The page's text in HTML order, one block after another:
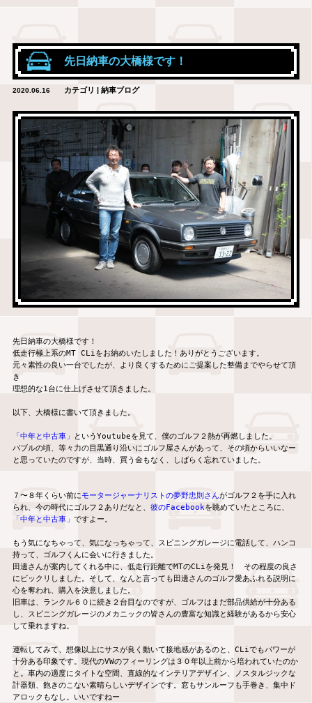
先日納車の大橋様です！
2020.06.16 カテゴリ | 納車ブログ
先日納車の大橋様です！
低走行極上系のMT CLiをお納めいたしました！ありがとうございます。
元々素性の良い一台でしたが、より良くするためにご提案した整備までやらせて頂
き
理想的な1台に仕上げさせて頂きました。
以下、大橋様に書いて頂きました。
「中年と中古車」
というYoutubeを見て、僕のゴルフ２熱が再燃しました。
バブルの頃、等々力の目黒通り沿いにゴルフ屋さんがあって、その頃からいいなー
と思っていたのですが、当時、買う金もなく、しばらく忘れていました。
７〜８年くらい前にモータージャーナリストの夢野忠則さんがゴルフ２を手に入れ
られ、今の時代にゴルフ２ありだなと、 彼のFacebookを眺めていたところに、
「中年と中古車」 ですよー。
もう気になちゃって、気になっちゃって、スピニングガレージに電話して、ハンコ
持って、ゴルフくんに会いに行きました。
田邊さんが案内してくれる中に、低走行距離でMTのCLiを発見！　その程度の良さ
にビックリしました。そして、なんと言っても田邊さんのゴルフ愛あふれる説明に
心を奪われ、購入を決意しました。
旧車は、ランクル６０に続き２台目なのですが、ゴルフはまだ部品供給が十分ある
し、スピニングガレージのメカニックの皆さんの豊富な知識と経験があるから安心
して乗れますね。
運転してみて、想像以上にサスが良く動いて接地感があるのと、CLiでもパワーが
十分ある印象です。現代のVWのフィーリングは３０年以上前から培われていたのか
と。車内の適度にタイトな空間、直線的なインテリアデザイン、ノスタルジックな
計器類、飽きのこない素晴らしいデザインです。窓もサンルーフも手巻き、集中ド
アロックもなし。いいですねー